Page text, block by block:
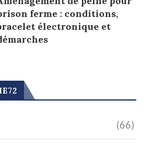
ferme : conditions,
électronique et
(66)